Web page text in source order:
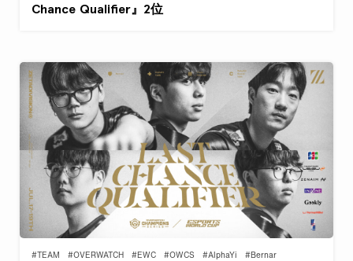
Chance Qualifier』2位
#TEAM #OVERWATCH #EWC #OWCS #AlphaYi
#Bernar